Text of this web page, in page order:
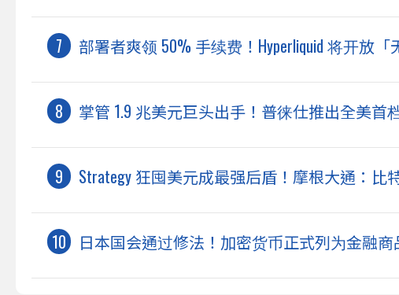
部署者爽领 50% 手续费！Hyperliquid 将开放
掌管 1.9 兆美元巨头出手！普徕仕推出全美首
Strategy 狂囤美元成最强后盾！摩根大通：比
日本国会通过修法！加密货币正式列为金融商